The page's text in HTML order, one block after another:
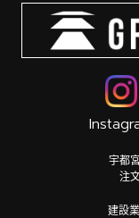
宇都
注
建設